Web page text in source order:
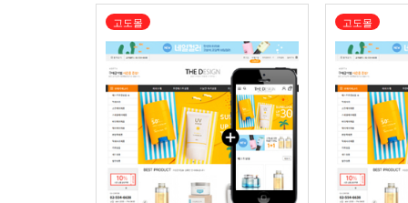
고도몰 고도몰